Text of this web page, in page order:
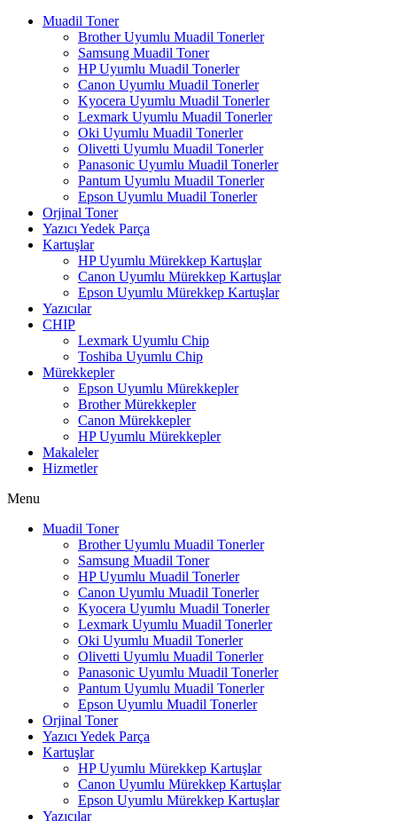
Muadil Toner
Brother Uyumlu Muadil Tonerler
Samsung Muadil Toner
HP Uyumlu Muadil Tonerler
Canon Uyumlu Muadil Tonerler
Kyocera Uyumlu Muadil Tonerler
Lexmark Uyumlu Muadil Tonerler
Oki Uyumlu Muadil Tonerler
Olivetti Uyumlu Muadil Tonerler
Panasonic Uyumlu Muadil Tonerler
Pantum Uyumlu Muadil Tonerler
Epson Uyumlu Muadil Tonerler
Orjinal Toner
Yazıcı Yedek Parça
Kartuşlar
HP Uyumlu Mürekkep Kartuşlar
Canon Uyumlu Mürekkep Kartuşlar
Epson Uyumlu Mürekkep Kartuşlar
Yazıcılar
CHIP
Lexmark Uyumlu Chip
Toshiba Uyumlu Chip
Mürekkepler
Epson Uyumlu Mürekkepler
Brother Mürekkepler
Canon Mürekkepler
HP Uyumlu Mürekkepler
Makaleler
Hizmetler
Menu
Muadil Toner
Brother Uyumlu Muadil Tonerler
Samsung Muadil Toner
HP Uyumlu Muadil Tonerler
Canon Uyumlu Muadil Tonerler
Kyocera Uyumlu Muadil Tonerler
Lexmark Uyumlu Muadil Tonerler
Oki Uyumlu Muadil Tonerler
Olivetti Uyumlu Muadil Tonerler
Panasonic Uyumlu Muadil Tonerler
Pantum Uyumlu Muadil Tonerler
Epson Uyumlu Muadil Tonerler
Orjinal Toner
Yazıcı Yedek Parça
Kartuşlar
HP Uyumlu Mürekkep Kartuşlar
Canon Uyumlu Mürekkep Kartuşlar
Epson Uyumlu Mürekkep Kartuşlar
Yazıcılar